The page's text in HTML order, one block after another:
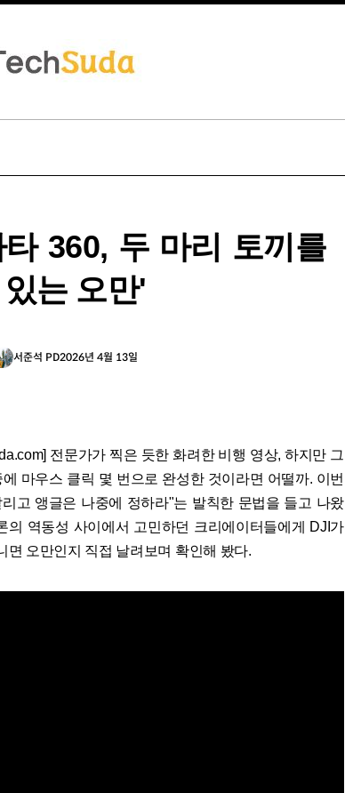
360, 두 마리 토끼를
는 오만'
서준석 PD2026년 4월 13일
전문가가 찍은 듯한 화려한 비행 영상, 하지만 그
마우스 클릭 몇 번으로 완성한 것이라면 어떨까. 이번
고 앵글은 나중에 정하라"는 발칙한 문법을 들고 나왔
의 역동성 사이에서 고민하던 크리에이터들에게 DJI가
면 오만인지 직접 날려보며 확인해 봤다.